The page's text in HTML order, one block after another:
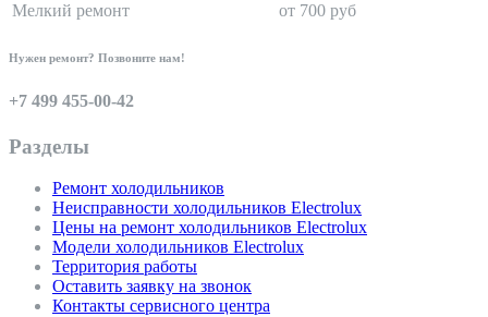
Мелкий ремонт
от 700 руб
Нужен ремонт? Позвоните нам!
+7 499 455-00-42
Разделы
Ремонт холодильников
Неисправности холодильников Electrolux
Цены на ремонт холодильников Electrolux
Модели холодильников Electrolux
Территория работы
Оставить заявку на звонок
Контакты сервисного центра